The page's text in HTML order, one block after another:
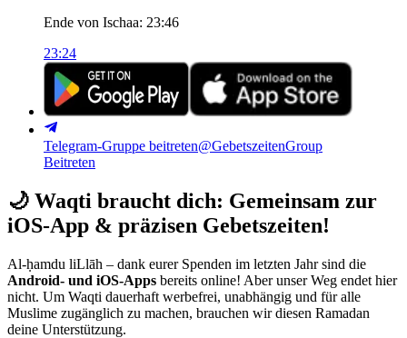
Ende von Ischaa: 23:46
23:24
Telegram-Gruppe beitreten@GebetszeitenGroup
Beitreten
🌙 Waqti braucht dich: Gemeinsam zur
iOS-App & präzisen Gebetszeiten!
Al-ḥamdu liLlāh – dank eurer Spenden im letzten Jahr sind die
Android- und iOS-Apps bereits online! Aber unser Weg endet hier
nicht. Um Waqti dauerhaft werbefrei, unabhängig und für alle
Muslime zugänglich zu machen, brauchen wir diesen Ramadan
deine Unterstützung.